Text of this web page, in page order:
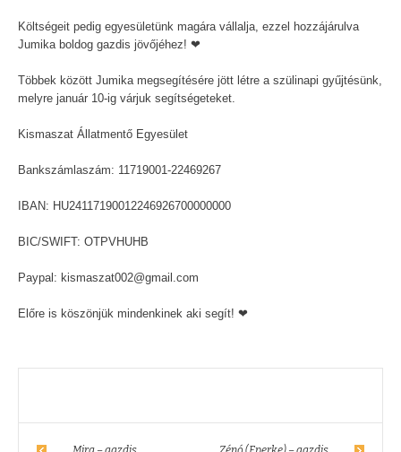
Költségeit pedig egyesületünk magára vállalja, ezzel hozzájárulva
Jumika boldog gazdis jövőjéhez! ❤
Többek között Jumika megsegítésére jött létre a szülinapi gyűjtésünk,
melyre január 10-ig várjuk segítségeteket.
Kismaszat Állatmentő Egyesület
Bankszámlaszám: 11719001-22469267
IBAN: HU24117190012246926700000000
BIC/SWIFT: OTPVHUHB
Paypal: kismaszat002@gmail.com
Előre is köszönjük mindenkinek aki segít! ❤